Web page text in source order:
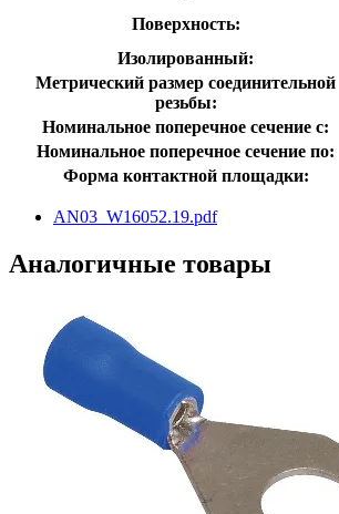
Поверхность:
Изолированный:
Метрический размер соединительной
резьбы:
Номинальное поперечное сечение с:
Номинальное поперечное сечение по:
Форма контактной площадки:
AN03_W16052.19.pdf
Аналогичные товары